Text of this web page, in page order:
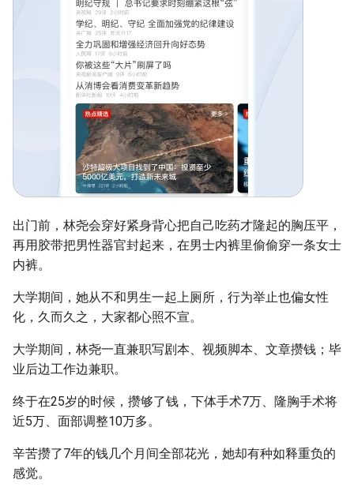
出门前，林尧会穿好紧身背心把自己吃药才隆起的胸压平，
再用胶带把男性器官封起来，在男士内裤里偷偷穿一条女士
内裤。
大学期间，她从不和男生一起上厕所，行为举止也偏女性
化，久而久之，大家都心照不宣。
大学期间，林尧一直兼职写剧本、视频脚本、文章攒钱；毕
业后边工作边兼职。
终于在25岁的时候，攒够了钱，下体手术7万、隆胸手术将
近5万、面部调整10万多。
辛苦攒了7年的钱几个月间全部花光，她却有种如释重负的
感觉。